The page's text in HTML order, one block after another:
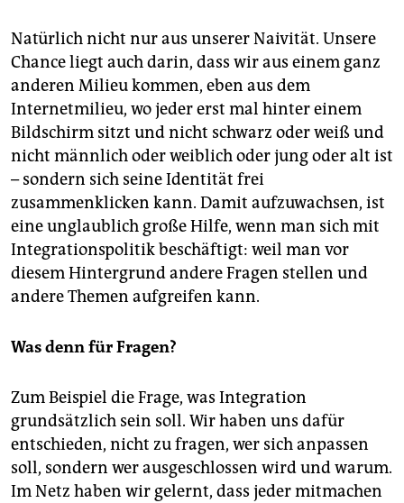
Natürlich nicht nur aus unserer Naivität. Unsere
Chance liegt auch darin, dass wir aus einem ganz
anderen Milieu kommen, eben aus dem
Internetmilieu, wo jeder erst mal hinter einem
Bildschirm sitzt und nicht schwarz oder weiß und
nicht männlich oder weiblich oder jung oder alt ist
– sondern sich seine Identität frei
zusammenklicken kann. Damit aufzuwachsen, ist
eine unglaublich große Hilfe, wenn man sich mit
Integrationspolitik beschäftigt: weil man vor
diesem Hintergrund andere Fragen stellen und
andere Themen aufgreifen kann.
Was denn für Fragen?
Zum Beispiel die Frage, was Integration
grundsätzlich sein soll. Wir haben uns dafür
entschieden, nicht zu fragen, wer sich anpassen
soll, sondern wer ausgeschlossen wird und warum.
Im Netz haben wir gelernt, dass jeder mitmachen